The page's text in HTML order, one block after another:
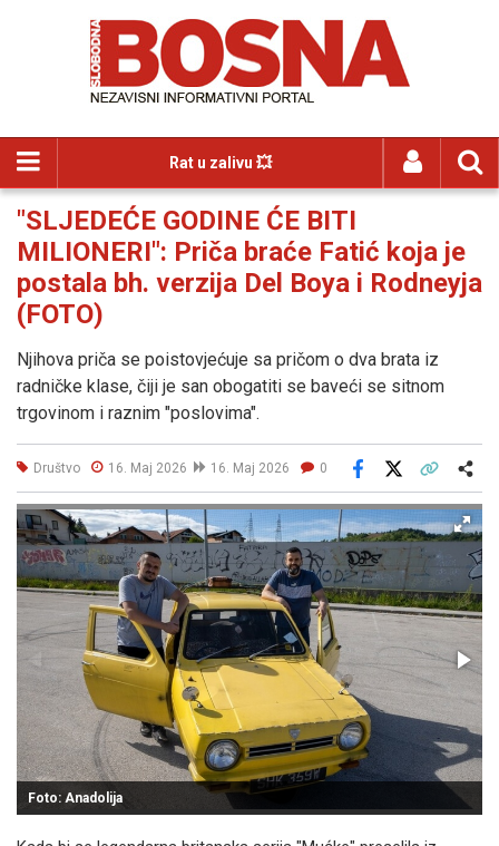
Rat u zalivu 💥
"SLJEDEĆE GODINE ĆE BITI
MILIONERI": Priča braće Fatić koja je
postala bh. verzija Del Boya i Rodneyja
(FOTO)
Njihova priča se poistovjećuje sa pričom o dva brata iz
radničke klase, čiji je san obogatiti se baveći se sitnom
trgovinom i raznim "poslovima".
Društvo 16. Maj 2026 16. Maj 2026 0
Facebook
Foto: Anadolija